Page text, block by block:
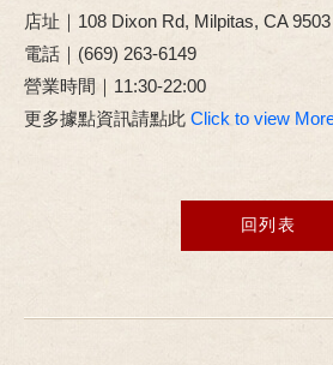
店址｜108 Dixon Rd, Milpitas, CA 9503
電話｜(669) 263-6149
營業時間｜11:30-22:00
更多據點資訊請點此 Click to view
回列表